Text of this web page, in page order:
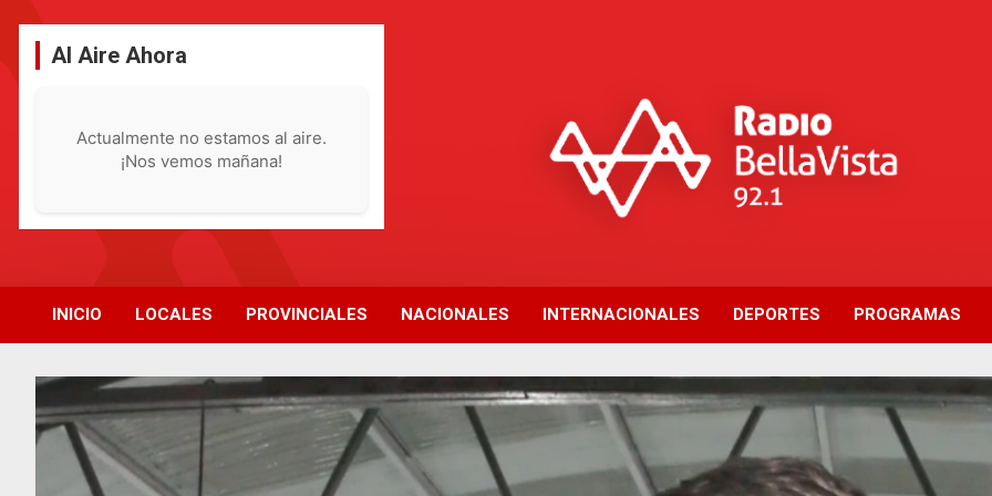
contenidoAl Aire Ahora
Actualmente no estamos al aire.
¡Nos vemos mañana!
INICIO LOCALES PROVINCIALES NACIONALES INTERNACIONALES DEPORTES PROGRAMAS